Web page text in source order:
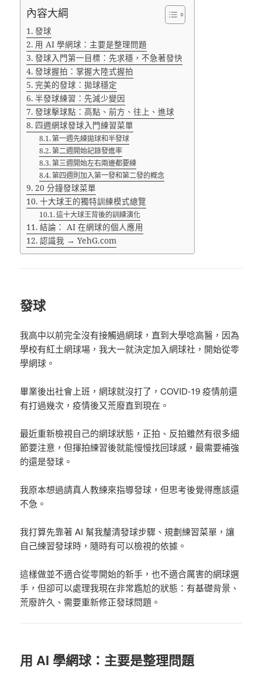
內容大綱
發球
用 AI 學網球：主要是整理問題
發球入門第一目標：先求穩，不急著發快
發球握拍：掌握大陸式握拍
完美的發球：拋球穩定
半發球練習：先減少變因
發球擊球點：高點、前方、往上、進球
四週網球發球入門練習菜單
第一週先練拋球和半發球
第二週開始記錄發進率
第三週開始左右兩邊都要練
第四週則加入第一發和第二發的概念
20 分鐘發球菜單
十大球王的獨特訓練模式總覽
這十大球王背後的訓練演化
結論： AI 在網球的個人應用
認識我 → YehG.com
發球
我高中以前完全沒有接觸過網球，直到大學唸高醫，因為
學校有紅土網球場，我大一就決定加入網球社，開始從零
學網球。
畢業後出社會上班，網球就沒打了，COVID-19 疫情前還
有打過幾次，疫情後又荒廢直到現在。
最近重新檢視自己的網球狀態， 正拍、反拍雖然有很多細
節要注意，但揮拍練習後就能慢慢找回球感，最需要補強
的還是發球。
我原本想過請真人教練來指導發球，但思考後覺得應該還
不急。
我打算先靠著 AI 幫我釐清發球步驟、規劃練習菜單 ，讓
自己練習發球時，隨時有可以檢視的依據。
這樣做並不適合從零開始的新手，也不適合厲害的網球選
手，但卻可以處理我現在非常尷尬的狀態：有基礎背景、
荒廢許久、需要重新修正發球問題。
用 AI 學網球：主要是整理問題